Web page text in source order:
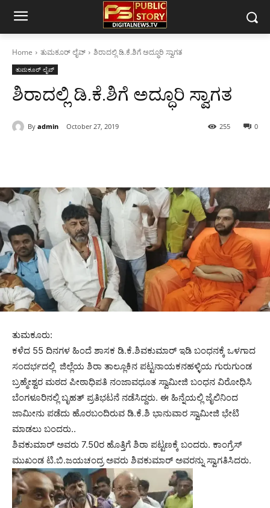
Home ತುಮಕೂರ್ ಲೈವ್ ಶಿರಾದಲ್ಲಿ ಡಿ.ಕೆ.ಶಿಗೆ ಅದ್ಧೂರಿ ಸ್ವಾಗತ
ತುಮಕೂರ್ ಲೈವ್
ಶಿರಾದಲ್ಲಿ ಡಿ.ಕೆ.ಶಿಗೆ ಅದ್ಧೂರಿ ಸ್ವಾಗತ
By admin October 27, 2019 0
255
ತುಮಕೂರು:
ಕಳೆದ 55 ದಿನಗಳ ಹಿಂದೆ ಶಾಸಕ ಡಿ.ಕೆ.ಶಿವಕುಮಾರ್ ಇಡಿ ಬಂಧನಕ್ಕೆ ಒಳಗಾದ
ಸಂದರ್ಭದಲ್ಲಿ ಜಿಲ್ಲೆಯ ಶಿರಾ ತಾಲ್ಲೂಕಿನ ಪಟ್ಟನಾಯಕನಹಳ್ಳಿಯ ಗುರುಗುಂಡ
ಬ್ರಹ್ಮೇಶ್ವರ ಮಠದ ಪೀಠಾಧಿಪತಿ ನಂಜಾವಧೂತ ಸ್ವಾಮೀಜಿ ಬಂಧನ ವಿರೋಧಿಸಿ
ಬೆಂಗಳೂರಿನಲ್ಲಿ ಬೃಹತ್ ಪ್ರತಿಭಟನೆ ನಡೆಸಿದ್ದರು. ಈ ಹಿನ್ನೆಯಲ್ಲಿ ಜೈಲಿನಿಂದ
ಜಾಮೀನು ಪಡೆದು ಹೊರಬಂದಿರುವ ಡಿ.ಕೆ.ಶಿ ಭಾನುವಾರ ಸ್ವಾಮೀಜಿ ಭೇಟಿ
ಮಾಡಲು ಬಂದರು..
ಶಿವಕುಮಾರ್‌ ಅವರು 7.50ರ ಹೊತ್ತಿಗೆ ಶಿರಾ ಪಟ್ಟಣಕ್ಕೆ ಬಂದರು. ಕಾಂಗ್ರೆಸ್‌
ಮುಖಂಡ ಟಿ.ಬಿ.ಜಯಚಂದ್ರ ಅವರು ಶಿವಕುಮಾರ್‌ ಅವರನ್ನು ಸ್ವಾಗತಿಸಿದರು.